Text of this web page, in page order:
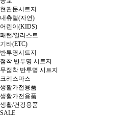
현관문시트지
내츄럴(자연)
어린이(KIDS)
패턴/일러스트
기타(ETC)
반투명시트지
점착 반투명 시트지
무점착 반투명 시트지
크리스마스
생활가전용품
생활가전용품
생활/건강용품
SALE